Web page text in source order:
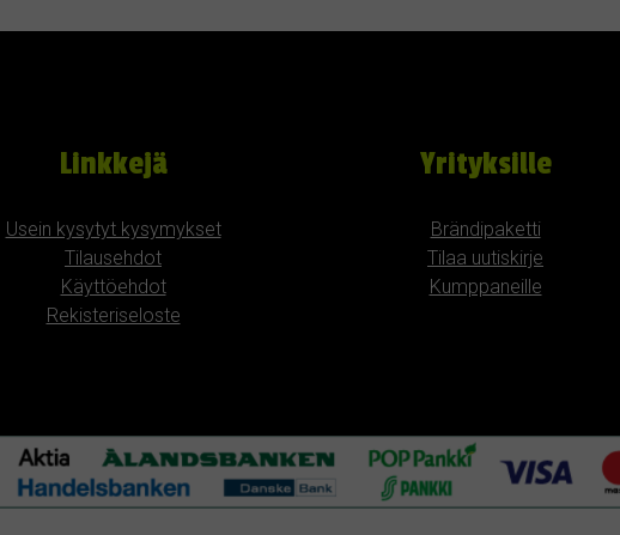
Linkkejä
Usein kysytyt kysymykset
Tilausehdot
Käyttöehdot
Rekisteriseloste
Yrityksille
Brändipaketti
Tilaa uutiskirje
Kumppaneille